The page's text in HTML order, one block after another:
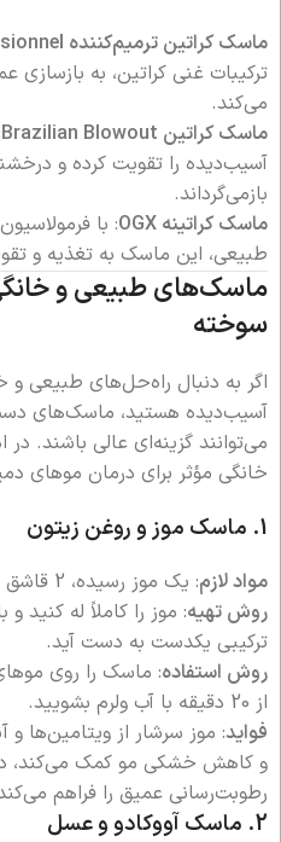
ماسک کراتین ترمیم‌کننده L’Oréal Professionnel
ترکیبات غنی کراتین، به
می‌کند.
ماسک کراتین Brazilian Blowout
آسیب‌دیده را تقویت کرده و
بازمی‌گرداند.
ماسک کراتینه OGX
: با
طبیعی، این ماسک به تغذیه و
ماسک‌های طبیعی و
سوخته
اگر به دنبال راه‌حل‌های طبیعی و
آسیب‌دیده هستید، ماسک‌های
می‌توانند گزینه‌ای عالی باشند.
خانگی مؤثر برای درمان موهای
1. ماسک موز و روغن زیتون
مواد لازم: یک موز رسیده، 2 قاشق غذاخوری روغن زیتون.
روش تهیه: موز را کاملاً له کنید
ترکیبی یکدست به دست آید.
روش استفاده: ماسک را روی
از 20 دقیقه با آب ولرم بشویید.
فواید: موز سرشار از ویتامین‌ها
و کاهش خشکی مو کمک می‌کند،
رطوبت‌رسانی عمیق را فراهم
2. ماسک آووکادو و عسل